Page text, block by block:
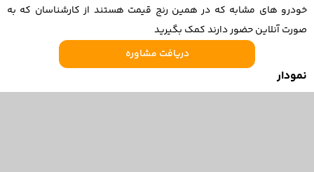
خودرو های مشابه که در همین رنج قیمت هستند از کارشناسان که به
صورت آنلاین حضور دارند کمک بگیرید
دریافت مشاوره
نمودار